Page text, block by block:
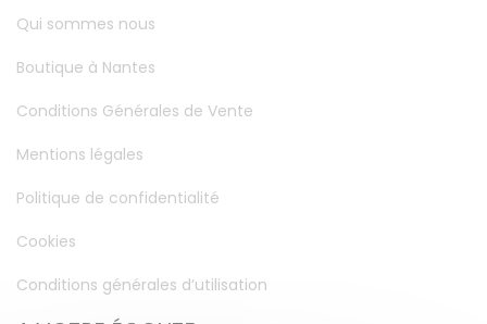
Qui sommes nous
Boutique à Nantes
Conditions Générales de Vente
Mentions légales
Politique de confidentialité
Cookies
Conditions générales d’utilisation